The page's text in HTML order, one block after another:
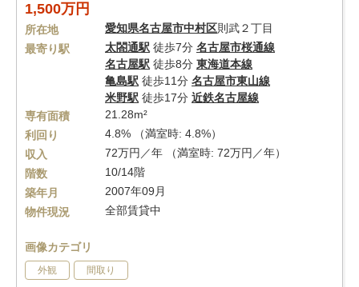
1,500万円
所在地 愛知県名古屋市中村区則武２丁目
最寄り駅
太閤通駅 徒歩7分 名古屋市桜通線
名古屋駅 徒歩8分 東海道本線
亀島駅 徒歩11分 名古屋市東山線
米野駅 徒歩17分 近鉄名古屋線
専有面積
21.28m²
利回り
4.8% （満室時: 4.8%）
収入
72万円／年 （満室時: 72万円／年）
階数
10/14階
築年月
2007年09月
物件現況
全部賃貸中
画像カテゴリ
外観 間取り